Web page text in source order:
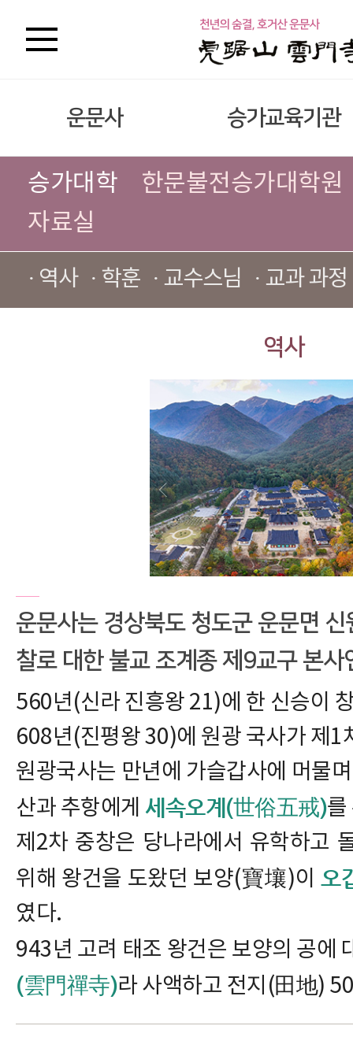
운문사 승가교육기관
승가대학
한문불전승가대학원
자료실
· 역사 · 학훈 · 교수스님 · 교과 과정
역사
운문사는 경상북도 청도군 운문면
찰로 대한 불교 조계종 제9교구 본
560년(신라 진흥왕 21)에 한 신승이
608년(진평왕 30)에 원광 국사가 제1
원광국사는 만년에 가슬갑사에 머물
산과 추항에게 세속오계(世俗五戒)를
제2차 중창은 당나라에서 유학하고
위해 왕건을 도왔던 보양(寶壤)이 오
였다.
943년 고려 태조 왕건은 보양의 공에
(雲門禪寺)라 사액하고 전지(田地)